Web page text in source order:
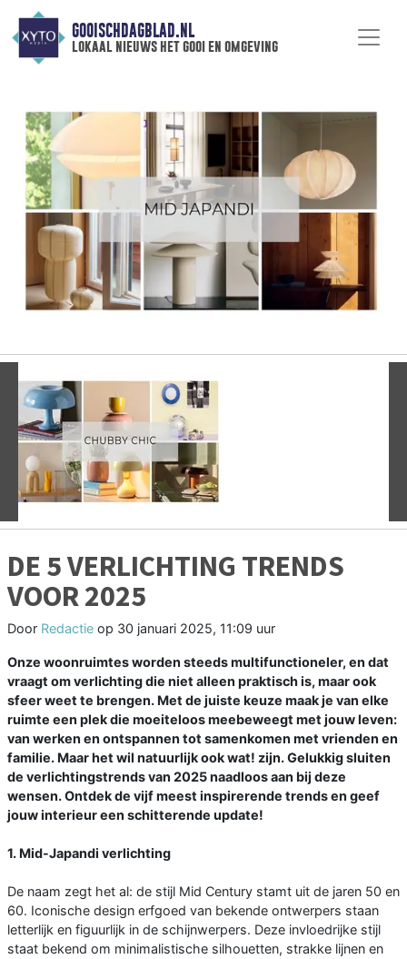
GOOISCHDAGBLAD.NL
lokaal nieuws het gooi en omgeving
DE 5 VERLICHTING TRENDS
VOOR 2025
Door Redactie op 30 januari 2025, 11:09 uur
Onze woonruimtes worden steeds multifunctioneler, en dat
vraagt om verlichting die niet alleen praktisch is, maar ook
sfeer weet te brengen. Met de juiste keuze maak je van elke
ruimte een plek die moeiteloos meebeweegt met jouw leven:
van werken en ontspannen tot samenkomen met vrienden en
familie. Maar het wil natuurlijk ook wat! zijn. Gelukkig sluiten
de verlichtingstrends van 2025 naadloos aan bij deze
wensen. Ontdek de vijf meest inspirerende trends en geef
jouw interieur een schitterende update!
1. Mid-Japandi verlichting
De naam zegt het al: de stijl Mid Century stamt uit de jaren 50 en
60. Iconische design erfgoed van bekende ontwerpers staan
letterlijk en figuurlijk in de schijnwerpers. Deze invloedrijke stijl
staat bekend om minimalistische silhouetten, strakke lijnen en